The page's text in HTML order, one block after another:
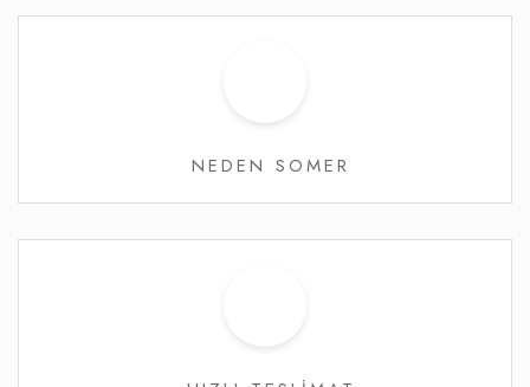
NEDEN SOMER